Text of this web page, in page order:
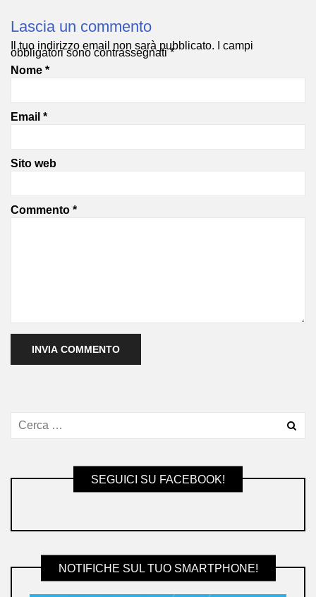
Lascia un commento
Il tuo indirizzo email non sarà pubblicato. I campi
obbligatori sono contrassegnati*
Nome *
Email *
Sito web
Commento *
SEGUICI SU FACEBOOK!
NOTIFICHE SUL TUO SMARTPHONE!